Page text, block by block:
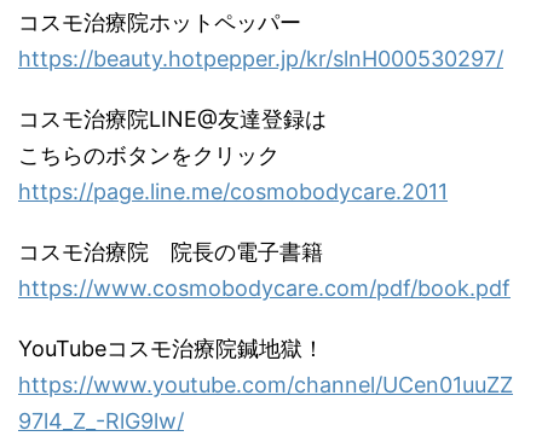
コスモ治療院ホットペッパー
https://beauty.hotpepper.jp/kr/slnH000530297/
コスモ治療院LINE@友達登録は
こちらのボタンをクリック
https://page.line.me/cosmobodycare.2011
コスモ治療院 院長の電子書籍
https://www.cosmobodycare.com/pdf/book.pdf
YouTubeコスモ治療院鍼地獄！
https://www.youtube.com/channel/UCen01uuZZ
97l4_Z_-RlG9lw/